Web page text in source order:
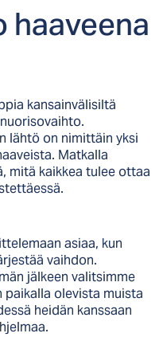
kansainvälisiltä
lähtö on nimittäin yksi
Matkalla
mitä kaikkea tulee ottaa
asiaa, kun
vaihdon.
jälkeen valitsimme
olevista muista
heidän kanssaan